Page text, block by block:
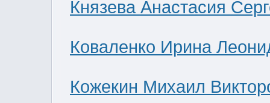
Князева Анастасия
Коваленко Ирина
Кожекин Михаил